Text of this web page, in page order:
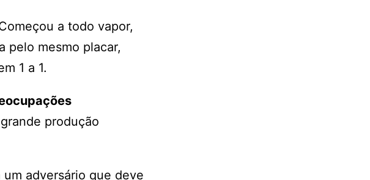
a todo vapor,
pelo mesmo placar,
1 a 1.
produção
adversário que deve